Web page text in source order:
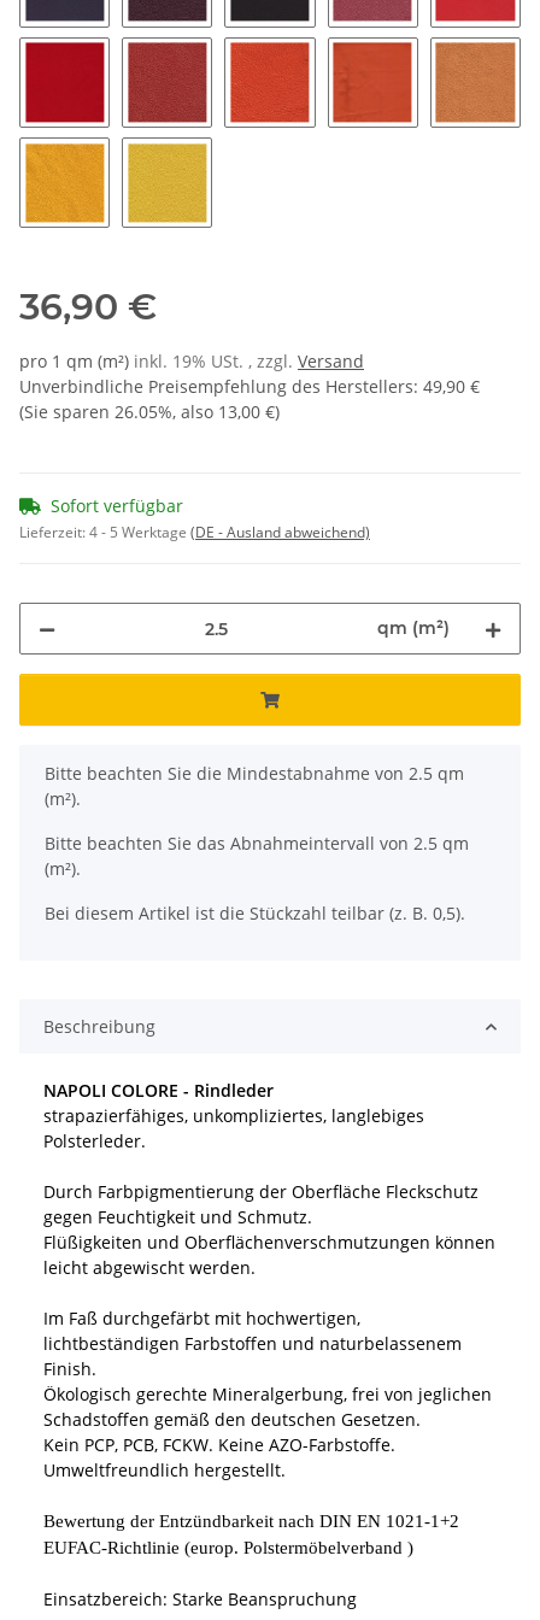
4550 - lila 4600 - beere4650 - purple4700 - himbeere
4750 -
4800 - hellrot 114850 - classicrot
36,90 €
pro 1 qm (m²) inkl. 19% USt. , zzgl. Versand
Unverbindliche Preisempfehlung des Herstellers: 49,90 €
(Sie sparen 26.05%, also 13,00 €)
Sofort verfügbar
Lieferzeit:4 - 5 Werktage (DE - Ausland abweichend)
qm (m²)
x
Bitte beachten Sie die Mindestabnahme von 2.5 qm
(m²).
Bitte beachten Sie das Abnahmeintervall von 2.5 qm
(m²).
Bei diesem Artikel ist die Stückzahl teilbar (z. B. 0,5).
Beschreibung
NAPOLI COLORE - Rindleder
strapazierfähiges, unkompliziertes, langlebiges
Polsterleder.
Durch Farbpigmentierung der Oberfläche Fleckschutz
gegen Feuchtigkeit und Schmutz.
Flüßigkeiten und Oberflächenverschmutzungen können
leicht abgewischt werden.
Im Faß durchgefärbt mit hochwertigen,
lichtbeständigen Farbstoffen und naturbelassenem
Finish.
Ökologisch gerechte Mineralgerbung, frei von jeglichen
Schadstoffen gemäß den deutschen Gesetzen.
Kein PCP, PCB, FCKW. Keine AZO-Farbstoffe.
Umweltfreundlich hergestellt.
Bewertung der Entzündbarkeit nach DIN EN 1021-1+2
EUFAC-Richtlinie (europ. Polstermöbelverband )
Einsatzbereich: Starke Beanspruchung